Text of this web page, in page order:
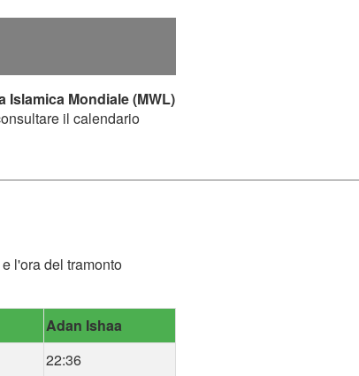
Islamica Mondiale (MWL)
il calendario
l'ora del tramonto
Adan Ishaa
22:36